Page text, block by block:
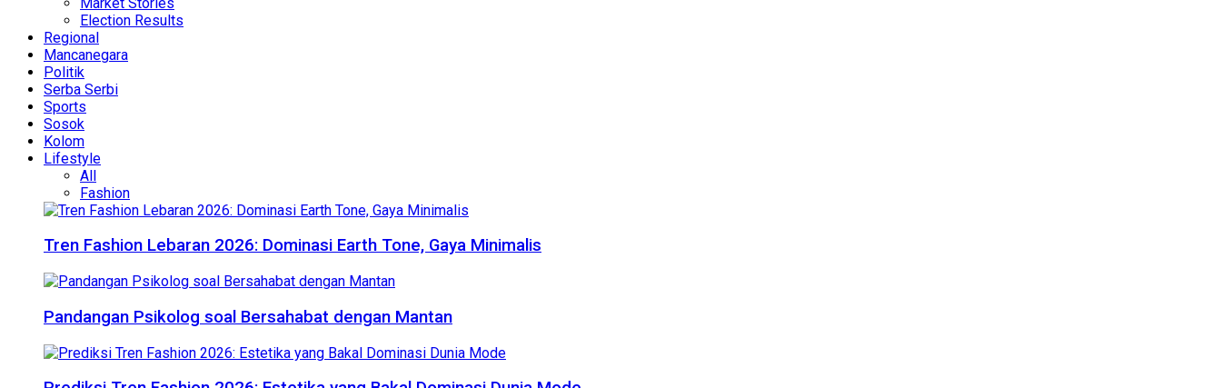
Election Results
Regional
Mancanegara
Politik
Serba Serbi
Sports
Sosok
Kolom
Lifestyle
All
Fashion
Tren Fashion Lebaran 2026: Dominasi Earth Tone, Gaya Minimalis
Pandangan Psikolog soal Bersahabat dengan Mantan